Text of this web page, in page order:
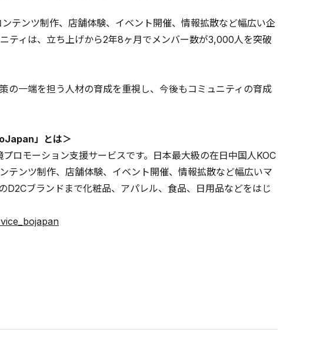
テンツ制作、店舗体験、イベント開催、情報拡散など幅広い企
ティは、立ち上げから2年8ヶ月でメンバー数が3,000人を突破
一端を担う人材の育成を重視し、今後もコミュニティの育成
」とは＞
ロモーション支援サービスです。日本最大級の在日中国人KOC
テンツ制作、店舗体験、イベント開催、情報拡散など幅広いマ
ブランドまで化粧品、アパレル、食品、日用品などをはじ